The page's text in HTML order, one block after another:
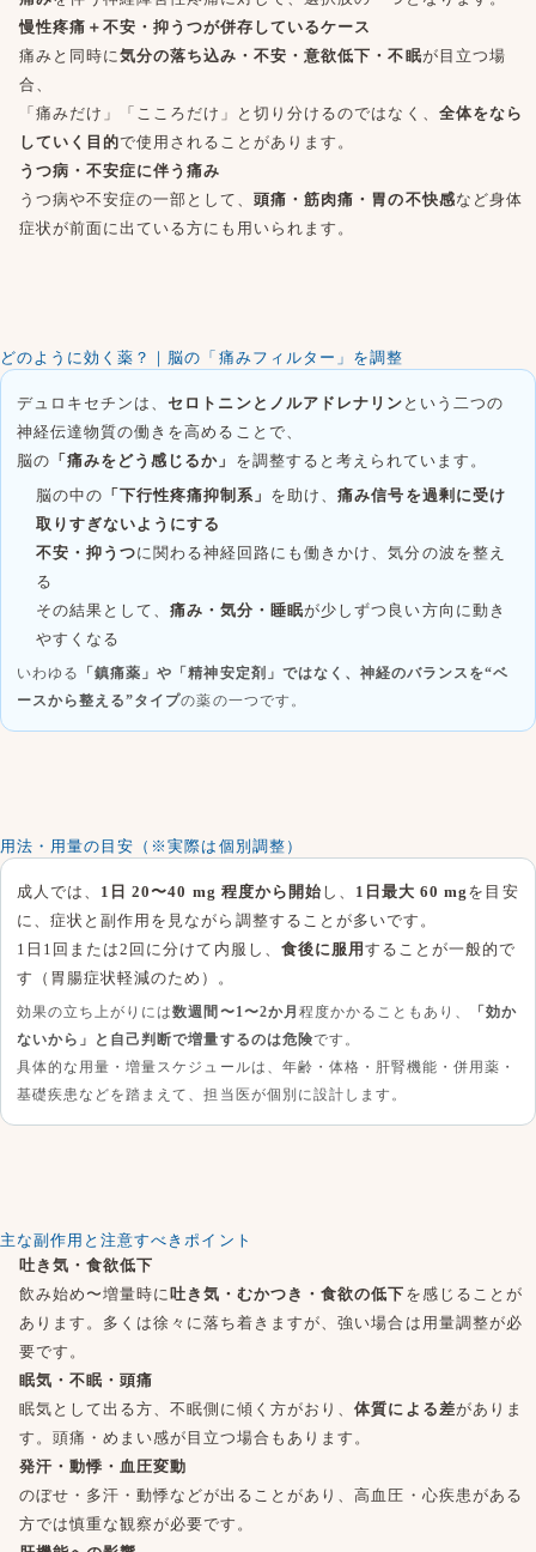
慢性疼痛＋不安・抑うつが併存しているケース
痛みと同時に気分の落ち込み・不安・意欲低下・不眠が目立つ場
合、
「痛みだけ」「こころだけ」と切り分けるのではなく、 全体をなら
していく目的で使用されることがあります。
うつ病・不安症に伴う痛み
うつ病や不安症の一部として、頭痛・筋肉痛・胃の不快感など身体
症状が前面に出ている方にも用いられます。
どのように効く薬？｜脳の「痛みフィルター」を調整
デュロキセチンは、セロトニンとノルアドレナリン という二つの
神経伝達物質の働きを高めることで、
脳の 「痛みをどう感じるか」 を調整すると考えられています。
脳の中の 「下行性疼痛抑制系」 を助け、痛み信号を過剰に受け
取りすぎないようにする
不安・抑うつに関わる神経回路にも働きかけ、気分の波を整え
る
その結果として、 痛み・気分・睡眠が少しずつ良い方向に動き
やすくなる
いわゆる
「鎮痛薬」や「精神安定剤」ではなく、神経のバランスを“ベ
ースから整える”タイプの薬の一つです。
用法・用量の目安（※実際は個別調整）
成人では、 1日 20〜40 mg 程度から開始 し、 1日最大 60 mg を目安
に、症状と副作用を見ながら調整することが多いです。
1日1回または2回に分けて内服し、 食後に服用することが一般的で
す（胃腸症状軽減のため）。
効果の立ち上がりには数週間〜1〜2か月 程度かかることもあり、
「効か
ないから」と自己判断で増量するのは危険です。
具体的な用量・増量スケジュールは、年齢・体格・肝腎機能・併用薬・
基礎疾患などを踏まえて、担当医が個別に設計します。
主な副作用と注意すべきポイント
吐き気・食欲低下
飲み始め〜増量時に 吐き気・むかつき・食欲の低下 を感じることが
あります。多くは徐々に落ち着きますが、強い場合は用量調整が必
要です。
眠気・不眠・頭痛
眠気として出る方、不眠側に傾く方がおり、体質による差がありま
す。頭痛・めまい感が目立つ場合もあります。
発汗・動悸・血圧変動
のぼせ・多汗・動悸などが出ることがあり、高血圧・心疾患がある
方では慎重な観察が必要です。